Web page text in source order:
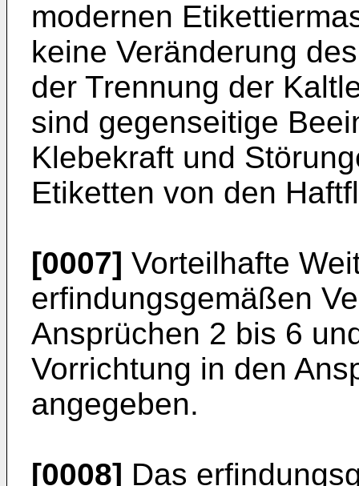
modernen
keine Veränderung
der Trennung der
sind gegenseitige
Klebekraft und
Etiketten von den
[0007] Vorteilhafte
erfindungsgemäßen
Ansprüchen 2 bis 6
Vorrichtung in den
angegeben.
[0008] Das